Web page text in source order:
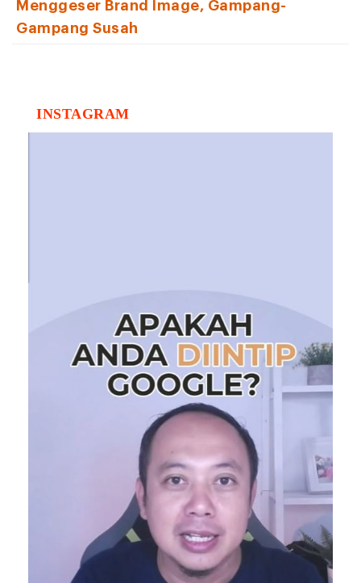
Menggeser Brand Image, Gampang-
Gampang Susah
INSTAGRAM